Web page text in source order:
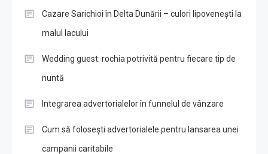
Cazare Sarichioi în Delta Dunării – culori lipovenești la
malul lacului
Wedding guest: rochia potrivită pentru fiecare tip de
nuntă
Integrarea advertorialelor în funnelul de vânzare
Cum să folosești advertorialele pentru lansarea unei
campanii caritabile